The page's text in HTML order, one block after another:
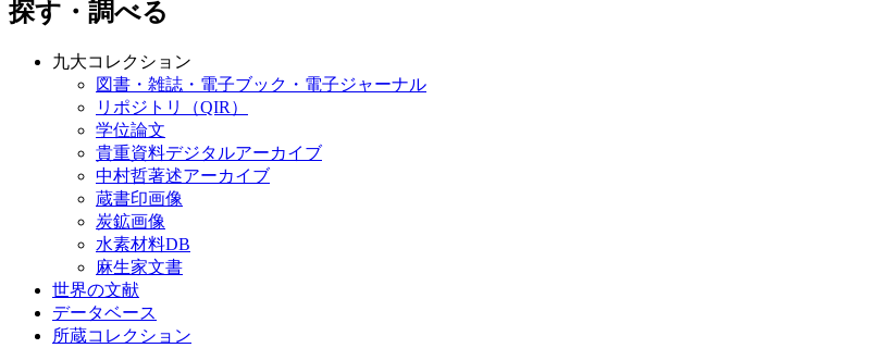
探す・調べる
九大コレクション
図書・雑誌・電子ブック・電子ジャーナル
リポジトリ（QIR）
学位論文
貴重資料デジタルアーカイブ
中村哲著述アーカイブ
蔵書印画像
炭鉱画像
水素材料DB
麻生家文書
世界の文献
データベース
所蔵コレクション